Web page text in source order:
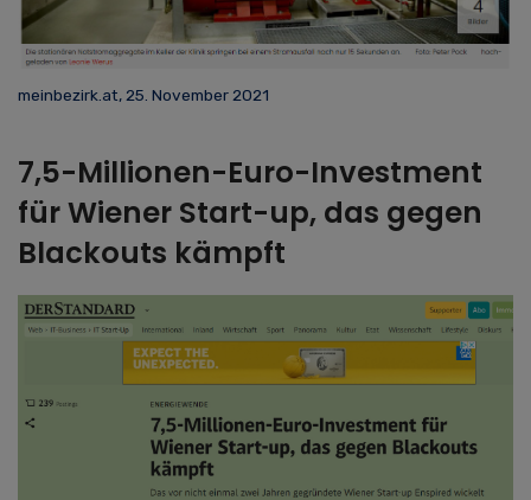
meinbezirk.at, 25. November 2021
7,5-Millionen-Euro-Investment
für Wiener Start-up, das gegen
Blackouts kämpft